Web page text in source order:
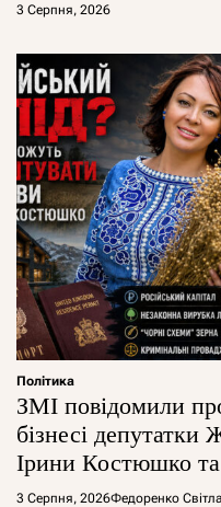
3 Серпня, 2026
Політика
ЗМІ повідомили
бізнесі депутатки
Ірини Костюшко
арештувати її
3 Серпня, 2026Федоренко